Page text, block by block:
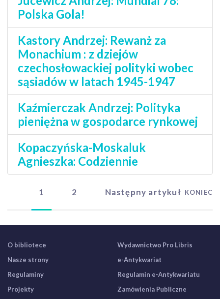
Polska Gola!
Kastory Andrzej: Rewanż za
Monachium : z dziejów
czechosłowackiej polityki wobec
sąsiadów w latach 1945-1947
Kaźmierczak Andrzej: Polityka
pieniężna w gospodarce rynkowej
Kopaczyńska-Moskaluk
Agnieszka: Codziennie
1 2 Następny artykuł KONIEC
O bibliotece
Nasze strony
Regulaminy
Projekty
Wydawnictwo Pro Libris
e-Antykwariat
Regulamin e-Antykwariatu
Zamówienia Publiczne